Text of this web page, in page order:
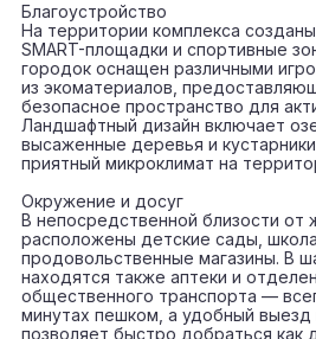
Благоустройство
На территории комплекса
SMART-площадки и спортивные
городок оснащен различными
из экоматериалов,
безопасное пространство для
Ландшафтный дизайн включает
высаженные деревья и
приятный микроклимат на
Окружение и досуг
В непосредственной близости от
расположены детские сады,
продовольственные магазины. В
находятся также аптеки и
общественного транспорта —
минутах пешком, а удобный
позволяет быстро добраться как